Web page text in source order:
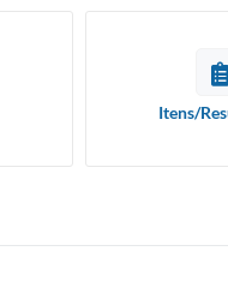
Itens/